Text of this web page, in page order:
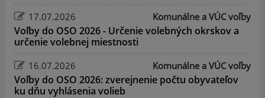
17.07.2026 Komunálne a VÚC voľby
Voľby do OSO 2026 - Určenie volebných okrskov a
určenie volebnej miestnosti
16.07.2026 Komunálne a VÚC voľby
Voľby do OSO 2026: zverejnenie počtu obyvateľov
ku dňu vyhlásenia volieb